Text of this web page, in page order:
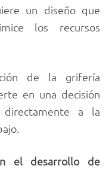
un diseño que
los recursos
de la grifería
en una decisión
a la
el desarrollo de